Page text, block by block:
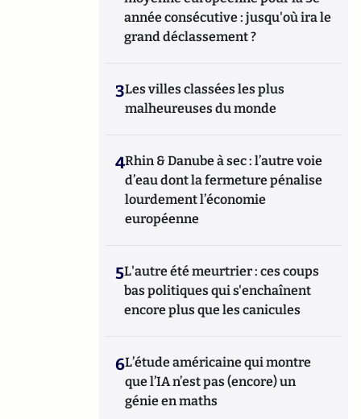
année consécutive : jusqu'où ira le
grand déclassement ?
3Les villes classées les plus
malheureuses du monde
4Rhin & Danube à sec : l’autre voie
d’eau dont la fermeture pénalise
lourdement l’économie
européenne
5L'autre été meurtrier : ces coups
bas politiques qui s'enchaînent
encore plus que les canicules
6L’étude américaine qui montre
que l’IA n’est pas (encore) un
génie en maths